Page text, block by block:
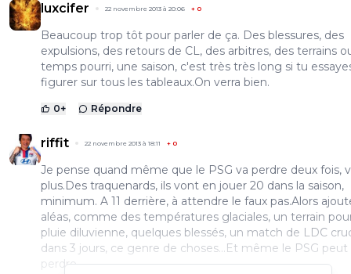
luxcifer 22 novembre 2013 à 20:06 + 0
Beaucoup trop tôt pour parler de ça. Des blessures, des
expulsions, des retours de CL, des arbitres, des terrains
temps pourri, une saison, c'est très très long si tu
figurer sur tous les tableaux.On verra bien.
0+ Répondre
riffit 22 novembre 2013 à 18:11 + 0
Je pense quand même que le PSG va perdre deux fois,
plus.Des traquenards, ils vont en jouer 20 dans la saison,
minimum. A 11 derrière, à attendre le faux pas.Alors
aléas, comme des températures glaciales, un terrain
pluie diluvienne, quelques blessés, un match de LDC
dans 3 jours, ce genre de choses...Et même le PSG peut
perdre...